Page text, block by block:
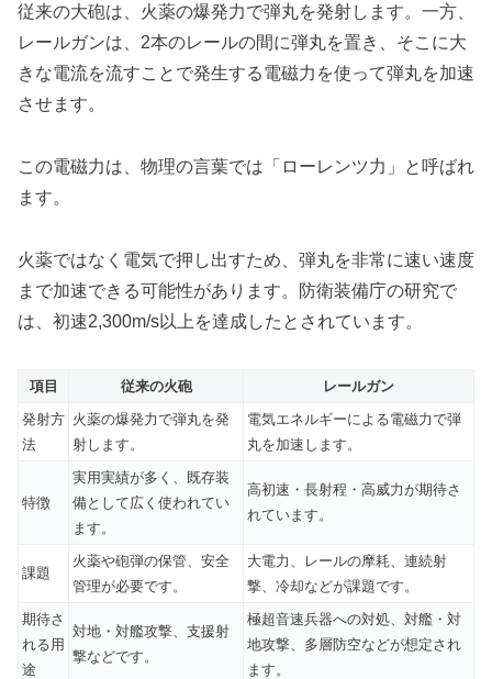
従来の大砲は、火薬の爆発力で弾丸を発射します。一方、
レールガンは、2本のレールの間に弾丸を置き、そこに大
きな電流を流すことで発生する電磁力を使って弾丸を加速
させます。
この電磁力は、物理の言葉では「ローレンツ力」と呼ばれ
ます。
火薬ではなく電気で押し出すため、弾丸を非常に速い速度
まで加速できる可能性があります。防衛装備庁の研究で
は、初速2,300m/s以上を達成したとされています。
項目 従来の火砲
レールガン
発射方
法
火薬の爆発力で弾丸を発
射します。
電気エネルギーによる電磁力で弾
丸を加速します。
特徴
実用実績が多く、既存装
備として広く使われてい
ます。
高初速・長射程・高威力が期待さ
れています。
課題
火薬や砲弾の保管、安全
管理が必要です。
大電力、レールの摩耗、連続射
撃、冷却などが課題です。
期待さ
れる用
途
対地・対艦攻撃、支援射
撃などです。
極超音速兵器への対処、対艦・対
地攻撃、多層防空などが想定され
ます。